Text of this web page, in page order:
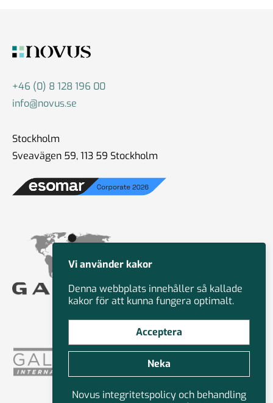
+46 (0) 8 128 196 00
info@novus.se
Stockholm
Sveavägen 59, 113 59 Stockholm
Vi använder kakor
Denna webbplats innehåller så kallade
kakor för att kunna fungera optimalt.
Acceptera
Neka
Novus integritetspolicy och behandling